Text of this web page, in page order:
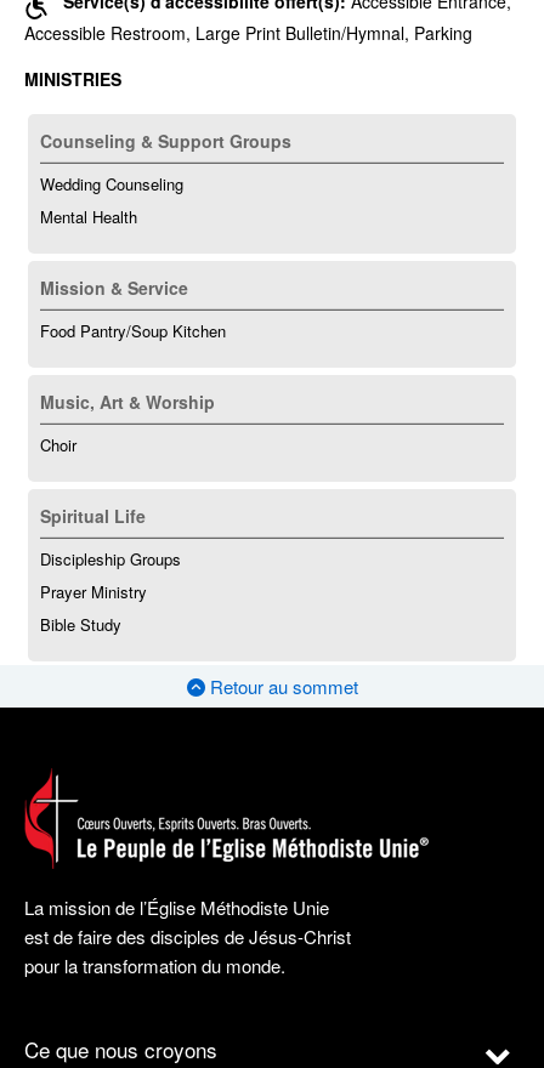
Accessible Restroom, Large Print Bulletin/Hymnal, Parking
MINISTRIES
Counseling & Support Groups
Wedding Counseling
Mental Health
Mission & Service
Food Pantry/Soup Kitchen
Music, Art & Worship
Choir
Spiritual Life
Discipleship Groups
Prayer Ministry
Bible Study
Retour au sommet
La mission de l’Église Méthodiste Unie
est de faire des disciples de Jésus-Christ
pour la transformation du monde.
Ce que nous croyons